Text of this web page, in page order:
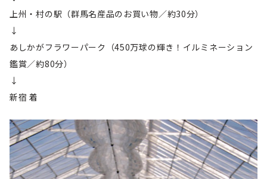
上州・村の駅（群馬名産品のお買い物／約30分）
↓
あしかがフラワーパーク（450万球の輝き！イルミネーション
鑑賞／約80分）
↓
新宿 着